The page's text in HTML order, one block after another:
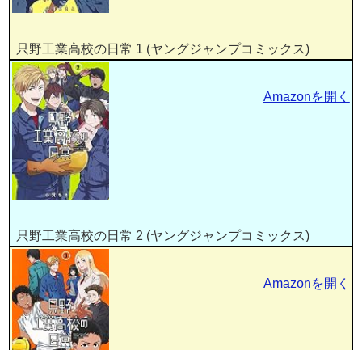
只野工業高校の日常 1 (ヤングジャンプコミックス)
只野工業高校の日常 2 (ヤングジャンプコミックス)
Amazonを開く
Amazonを開く